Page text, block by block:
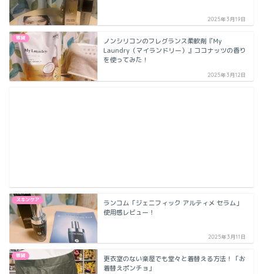
2025年3月19日
雑貨
ノンシリコンのフレグランス柔軟剤『My
Laundry（マイランドリー）』ココナッツの香り
を使ってみた！
2025年3月12日
スキンケア
ランコム「ジェニフィック アルティメ セラム」
使用感レビュー！
2025年3月11日
雑貨
更衣室のない楽屋でも堂々と着替える方法！「お
着替えポンチョ」